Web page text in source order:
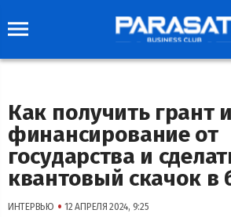
Как получить грант
финансирование от
государства и
квантовый скачок в
ИНТЕРВЬЮ • 12 АПРЕЛЯ 2024, 9:25